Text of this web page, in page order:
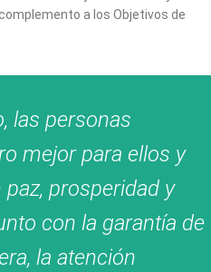
a los Objetivos de
las personas
mejor para ellos y
prosperidad y
con la garantía de
la atención